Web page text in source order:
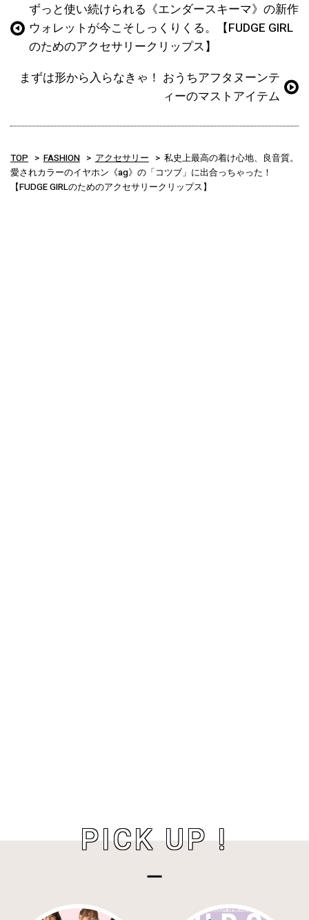
ずっと使い続けられる《エンダースキーマ》の新作
ウォレットが今こそしっくりくる。【FUDGE GIRL
のためのアクセサリークリップス】
まずは形から入らなきゃ！ おうちアフタヌーンテ
ィーのマストアイテム
TOP FASHION アクセサリー
私史上最高の着け心地、良音質。
愛されカラーのイヤホン《ag》の「コツブ」に出合っちゃった！
【FUDGE GIRLのためのアクセサリークリップス】
PICK UP !